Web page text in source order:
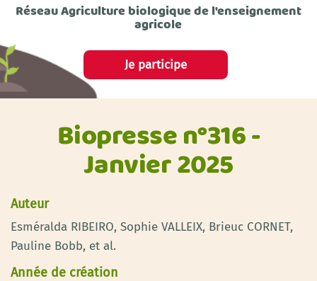
Réseau Agriculture biologique de l'enseignement
agricole
Je participe
Biopresse n°316 -
Janvier 2025
Auteur
Esméralda RIBEIRO, Sophie VALLEIX, Brieuc CORNET,
Pauline Bobb, et al.
Année de création